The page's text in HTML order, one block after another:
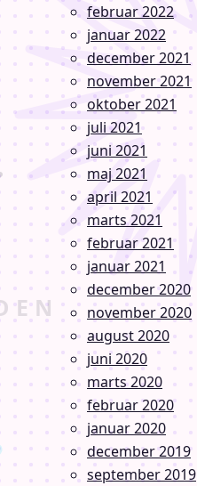
februar 2022
januar 2022
december 2021
november 2021
oktober 2021
juli 2021
juni 2021
maj 2021
april 2021
marts 2021
februar 2021
januar 2021
december 2020
november 2020
august 2020
juni 2020
marts 2020
februar 2020
januar 2020
december 2019
september 2019